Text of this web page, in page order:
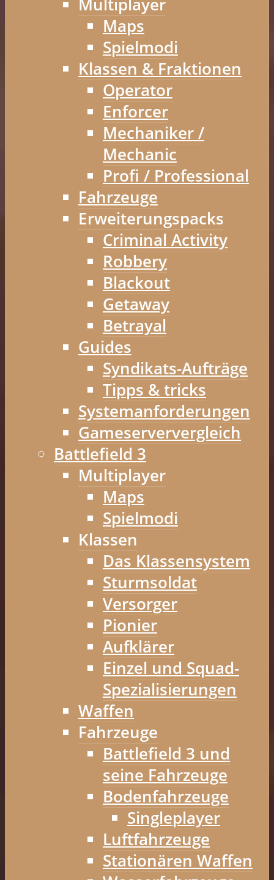
Multiplayer
Maps
Spielmodi
Klassen & Fraktionen
Operator
Enforcer
Mechaniker /
Mechanic
Profi / Professional
Fahrzeuge
Erweiterungspacks
Criminal Activity
Robbery
Blackout
Getaway
Betrayal
Guides
Syndikats-Aufträge
Tipps & tricks
Systemanforderungen
Gameserververgleich
Battlefield 3
Multiplayer
Maps
Spielmodi
Klassen
Das Klassensystem
Sturmsoldat
Versorger
Pionier
Aufklärer
Einzel und Squad-
Spezialisierungen
Waffen
Fahrzeuge
Battlefield 3 und
seine Fahrzeuge
Bodenfahrzeuge
Singleplayer
Luftfahrzeuge
Stationären Waffen